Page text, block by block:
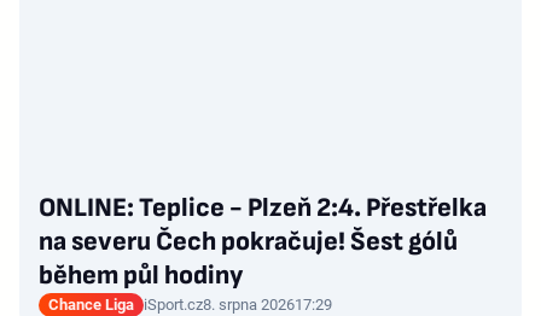
ONLINE: Teplice - Plzeň 2:4. Přestřelka
na severu Čech pokračuje! Šest gólů
během půl hodiny
Chance Liga iSport.cz8. srpna 202617:29